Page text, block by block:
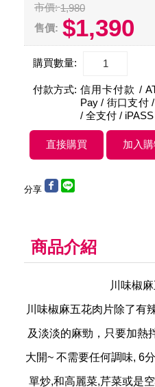
市價: 1,980
售價: $1,390
購買數量:
付款方式: 信用卡付款 /
Pay / 街口支付
/ 全支付 /
分享
商品介紹
川味椒
川味椒麻五花肉片除了有
及淡淡的麻勁，只要加熱
大開~ 不需要任何調味, 6
單炒,和高麗菜,芹菜或是